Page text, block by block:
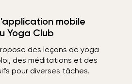
mobile
Yoga Club
des leçons de yoga
des méditations et des
pour diverses tâches.